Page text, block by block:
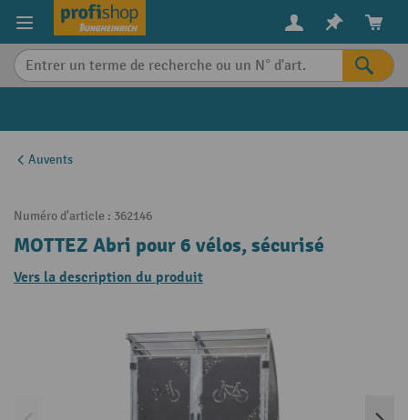
content
Auvents
Numéro d'article : 362146
MOTTEZ Abri pour 6 vélos, sécurisé
Vers la description du produit